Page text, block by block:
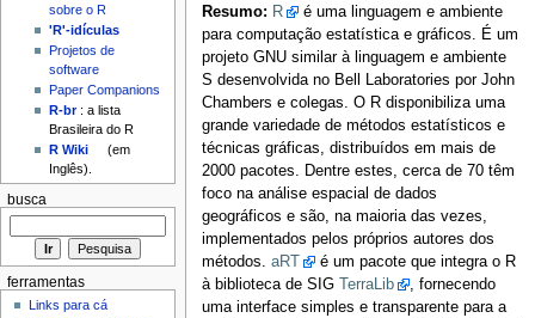
Resumo: R
é uma linguagem e ambiente
para computação estatística e gráficos. É um
projeto GNU similar à linguagem e ambiente
S desenvolvida no Bell Laboratories por John
Chambers e colegas. O R disponibiliza uma
grande variedade de métodos estatísticos e
técnicas gráficas, distribuídos em mais de
2000 pacotes. Dentre estes, cerca de 70 têm
foco na análise espacial de dados
geográficos e são, na maioria das vezes,
implementados pelos próprios autores dos
métodos. aRT
é um pacote que integra o R
à biblioteca de SIG
TerraLib
, fornecendo
uma interface simples e transparente para a
sobre o R
'R'-idículas
Projetos de
software
Paper Companions
R-br: a lista
Brasileira do R
R Wiki
(em
Inglês).
busca
ferramentas
Links para cá